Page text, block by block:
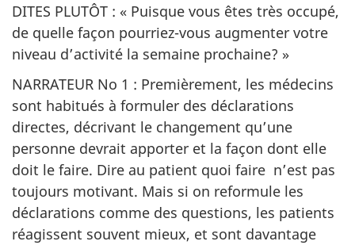
DITES PLUTÔT : « Puisque vous êtes très occupé,
de quelle façon pourriez-vous augmenter votre
niveau d’activité la semaine prochaine? »
NARRATEUR No 1 : Premièrement, les médecins
sont habitués à formuler des déclarations
directes, décrivant le changement qu’une
personne devrait apporter et la façon dont elle
doit le faire. Dire au patient quoi faire n’est pas
toujours motivant. Mais si on reformule les
déclarations comme des questions, les patients
réagissent souvent mieux, et sont davantage